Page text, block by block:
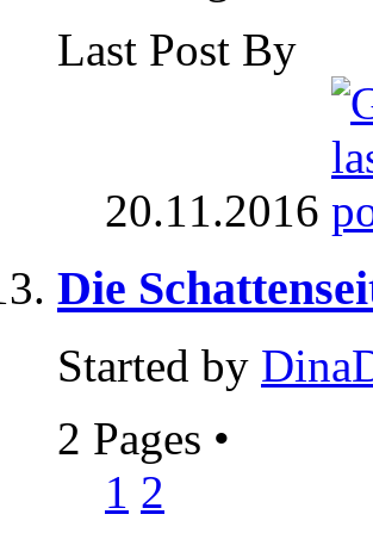
Last Post By
20.11.2016
Die
Started by
2 Pages •
1 2